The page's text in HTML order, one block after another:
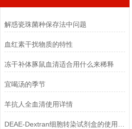
解惑瓷珠菌种保存法中问题
血红素干扰物质的特性
冻干补体豚鼠血清适合用什么来稀释
宜喝汤的季节
羊抗人全血清使用详情